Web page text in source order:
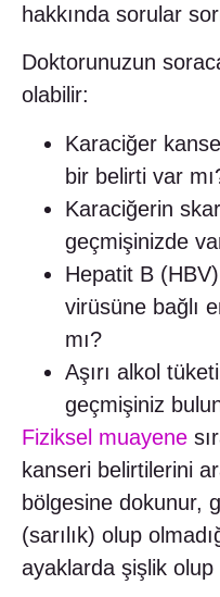
hakkında sorular
Doktorunuzun
olabilir:
Karaciğer
bir belirti var
Karaciğerin
geçmişinizde
Hepatit B
virüsüne bağlı
mı?
Aşırı alkol
geçmişiniz
Fiziksel muayene
kanseri belirtilerini
bölgesine dokunur,
(sarılık) olup
ayaklarda şişlik olup